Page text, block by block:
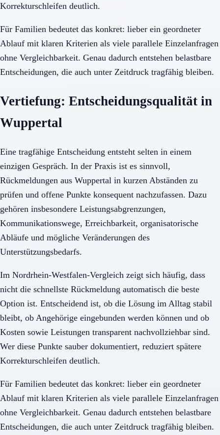
Korrekturschleifen deutlich.
Für Familien bedeutet das konkret: lieber ein geordneter
Ablauf mit klaren Kriterien als viele parallele Einzelanfragen
ohne Vergleichbarkeit. Genau dadurch entstehen belastbare
Entscheidungen, die auch unter Zeitdruck tragfähig bleiben.
Vertiefung: Entscheidungsqualität in
Wuppertal
Eine tragfähige Entscheidung entsteht selten in einem
einzigen Gespräch. In der Praxis ist es sinnvoll,
Rückmeldungen aus Wuppertal in kurzen Abständen zu
prüfen und offene Punkte konsequent nachzufassen. Dazu
gehören insbesondere Leistungsabgrenzungen,
Kommunikationswege, Erreichbarkeit, organisatorische
Abläufe und mögliche Veränderungen des
Unterstützungsbedarfs.
Im Nordrhein-Westfalen-Vergleich zeigt sich häufig, dass
nicht die schnellste Rückmeldung automatisch die beste
Option ist. Entscheidend ist, ob die Lösung im Alltag stabil
bleibt, ob Angehörige eingebunden werden können und ob
Kosten sowie Leistungen transparent nachvollziehbar sind.
Wer diese Punkte sauber dokumentiert, reduziert spätere
Korrekturschleifen deutlich.
Für Familien bedeutet das konkret: lieber ein geordneter
Ablauf mit klaren Kriterien als viele parallele Einzelanfragen
ohne Vergleichbarkeit. Genau dadurch entstehen belastbare
Entscheidungen, die auch unter Zeitdruck tragfähig bleiben.